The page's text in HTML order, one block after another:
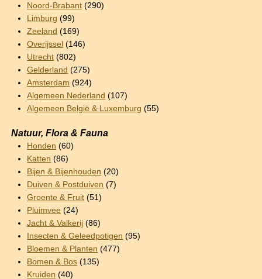
Noord-Brabant (290)
Limburg (99)
Zeeland (169)
Overijssel (146)
Utrecht (802)
Gelderland (275)
Amsterdam (924)
Algemeen Nederland (107)
Algemeen België & Luxemburg (55)
Natuur, Flora & Fauna
Honden (60)
Katten (86)
Bijen & Bijenhouden (20)
Duiven & Postduiven (7)
Groente & Fruit (51)
Pluimvee (24)
Jacht & Valkerij (86)
Insecten & Geleedpotigen (95)
Bloemen & Planten (477)
Bomen & Bos (135)
Kruiden (40)